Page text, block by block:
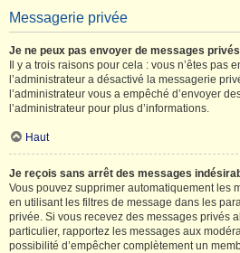
Messagerie privée
Je ne peux pas envoyer de messages
Il y a trois raisons pour cela : vous n’êtes pas
l’administrateur a désactivé la messagerie
l’administrateur vous a empêché d’envoyer
l’administrateur pour plus d’informations.
Haut
Je reçois sans arrêt des messages
Vous pouvez supprimer automatiquement les
en utilisant les filtres de message dans les
privée. Si vous recevez des messages privés
particulier, rapportez les messages aux
possibilité d’empêcher complètement un